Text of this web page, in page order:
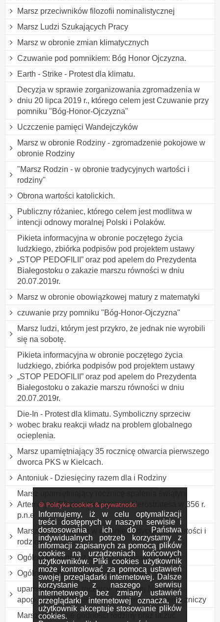
🍪 Polityka cookies & prywatności
Informujemy, iż w celu optymalizacji
treści dostępnych w naszym serwisie i
dostosowania ich do Państwa
indywidualnych potrzeb korzystamy z
informacji zapisanych za pomocą plików
cookies na urządzeniach końcowych
użytkowników. Pliki cookies użytkownik
może kontrolować za pomocą ustawień
swojej przeglądarki internetowej. Dalsze
korzystanie z naszego serwisu
internetowego bez zmiany ustawień
przeglądarki internetowej oznacza, iż
użytkownik akceptuje stosowanie plików
cookies.
Marsz przeciwników filozofii nominalistycznej
Marsz Ludzi Szukających Pracy
Marsz w obronie zmian klimatycznych
Czuwanie pod pomnikiem: Bóg Honor Ojczyzna.
Earth - Strike - Protest dla klimatu.
Decyzja w sprawie zorganizowania zgromadzenia w
dniu 20 lipca 2019 r., którego celem jest Czuwanie przy
pomniku "Bóg-Honor-Ojczyzna"
Uczczenie pamięci Wandejczyków
Marsz w obronie Rodziny - zgromadzenie pokojowe w
obronie Rodziny
"Marsz Rodzin - w obronie tradycyjnych wartości i
rodziny"
Obrona wartości katolickich.
Publiczny różaniec, którego celem jest modlitwa w
intencji odnowy moralnej Polski i Polaków.
Pikieta informacyjna w obronie poczętego życia
ludzkiego, zbiórka podpisów pod projektem ustawy
„STOP PEDOFILII” oraz pod apelem do Prezydenta
Białegostoku o zakazie marszu równości w dniu
20.07.2019r.
Marsz w obronie obowiązkowej matury z matematyki
czuwanie przy pomniku "Bóg-Honor-Ojczyzna"
Marsz ludzi, którym jest przykro, że jednak nie wyrobili
się na sobotę.
Pikieta informacyjna w obronie poczętego życia
ludzkiego, zbiórka podpisów pod projektem ustawy
„STOP PEDOFILII” oraz pod apelem do Prezydenta
Białegostoku o zakazie marszu równości w dniu
20.07.2019r.
Die-In - Protest dla klimatu. Symboliczny sprzeciw
wobec braku reakcji władz na problem globalnego
ocieplenia.
Marsz upamiętniający 35 rocznicę otwarcia pierwszego
dworca PKS w Kielcach.
Antoniuk - Dziesięciny razem dla i Rodziny
Marsz upamiętniający rocznicę spalenia świątyni
Artemidy w Efezie przez szewca Herostratesa w 356 r.
p.n.e.
Marsz rodzin - marsz w obronie tradycyjnych wartości i
rodziny
Ogólnopolski marsz kibiców przeciwko pedofilii
Ogólnopolski marsz kibiców przeciwko pedofilii
upamiętnienie 76. rocznicy "Krwawej Niedzieli" -
apogeum Rzezi Wołyńskiej, w formie zapalenia zniczy
Marsz w obronie godności rodziny oraz uczuć